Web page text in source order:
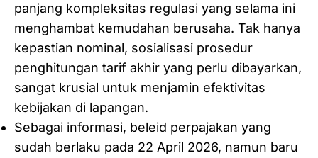
panjang kompleksitas regulasi yang selama ini
menghambat kemudahan berusaha. Tak hanya
kepastian nominal, sosialisasi prosedur
penghitungan tarif akhir yang perlu dibayarkan,
sangat krusial untuk menjamin efektivitas
kebijakan di lapangan.
Sebagai informasi, beleid perpajakan yang
sudah berlaku pada 22 April 2026, namun baru